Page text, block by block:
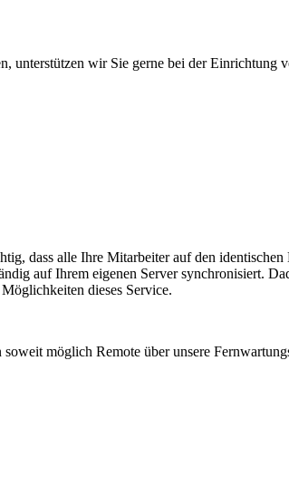
unterstützen wir Sie gerne bei der Einrichtung
dass alle Ihre Mitarbeiter auf den
auf Ihrem eigenen Server synchronisiert.
dieses Service.
möglich Remote über unsere